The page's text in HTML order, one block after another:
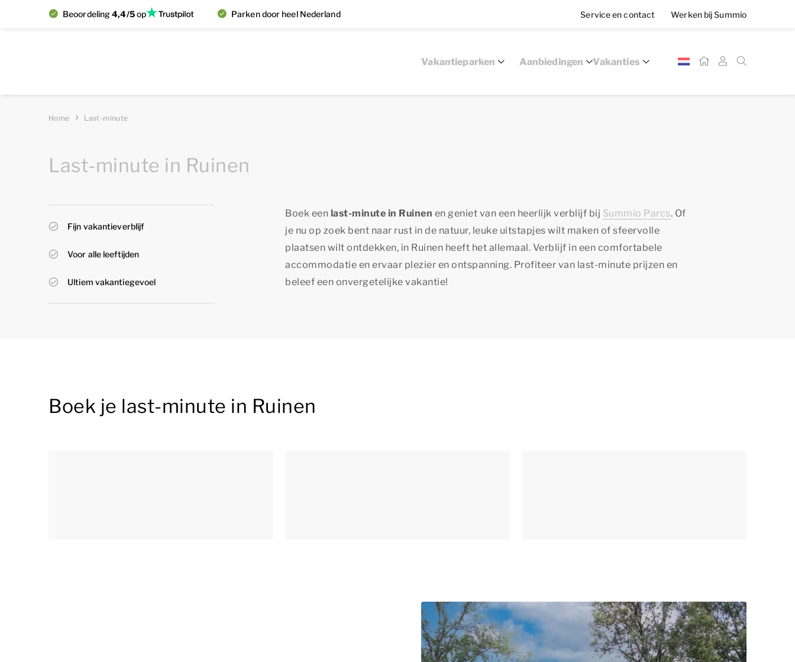
Beoordeling4,4/5op Parken door heel Nederland Service en contact Werken bij Summio
Vakantieparken Aanbiedingen Vakanties
Home Last-minute
Last-minute in Ruinen
Fijn vakantieverblijf
Voor alle leeftijden
Ultiem vakantiegevoel
Boek een last-minute in Ruinen en geniet van een heerlijk verblijf bij Summio Parcs. Of
je nu op zoek bent naar rust in de natuur, leuke uitstapjes wilt maken of sfeervolle
plaatsen wilt ontdekken, in Ruinen heeft het allemaal. Verblijf in een comfortabele
accommodatie en ervaar plezier en ontspanning. Profiteer van last-minute prijzen en
beleef een onvergetelijke vakantie!
Boek je last-minute in Ruinen